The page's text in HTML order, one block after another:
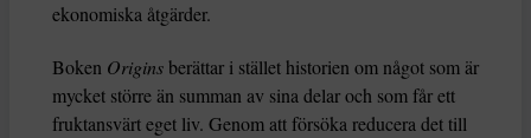
ekonomiska åtgärder.
Boken Originsberättar i stället historien om något som är
mycket större än summan av sina delar och som får ett
fruktansvärt eget liv. Genom att försöka reducera det till